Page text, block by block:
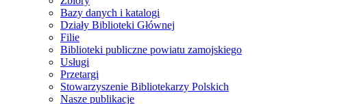
Bazy danych i katalogi
Działy Biblioteki Głównej
Filie
Biblioteki publiczne powiatu zamojskiego
Usługi
Przetargi
Stowarzyszenie Bibliotekarzy Polskich
Nasze publikacje